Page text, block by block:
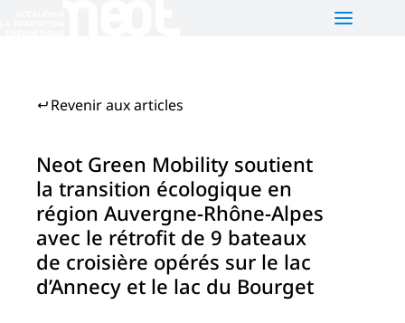
Nos activités
Notre équipe
Neot Green Mobility
Neot Offgrid Africa
Nous contacter
Revenir aux articles
Neot Green Mobility soutient
la transition écologique en
région Auvergne-Rhône-Alpes
avec le rétrofit de 9 bateaux
de croisière opérés sur le lac
d’Annecy et le lac du Bourget